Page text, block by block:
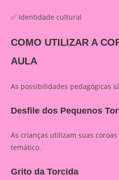
✅ Identidade cultural
COMO UTILIZAR A
AULA
As possibilidades pedagógicas
Desfile dos Pequenos
As crianças utilizam suas
temático.
Grito da Torcida